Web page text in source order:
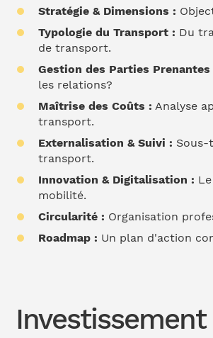
Stratégie & Dimensions :
Typologie du Transport : Du
de transport.
Gestion des Parties Prenantes
les relations?
Maîtrise des Coûts : Analyse
transport.
Externalisation & Suivi :
transport.
Innovation & Digitalisation :
mobilité.
Circularité : Organisation
Roadmap : Un plan d'action
Investissement